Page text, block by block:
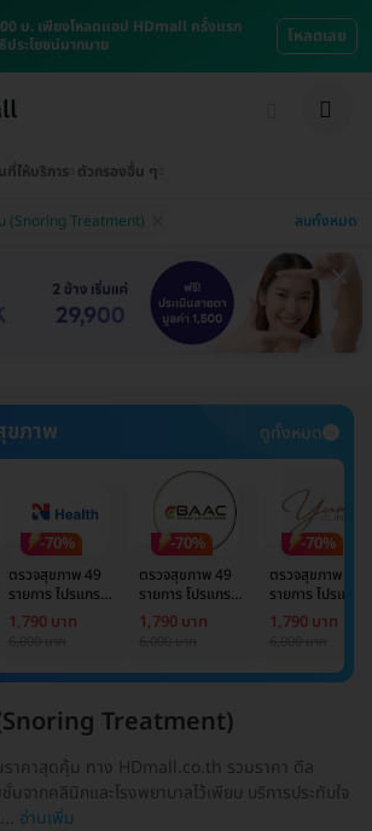
บ. เพียงโหลดแอป HDmall ครั้งแรก
ระโยชน์มากมาย
โหลดเลย
ที่ให้บริการ ตัวกรองอื่น ๆ
(Snoring Treatment) ลบทั้งหมด
ขภาพ ดูทั้งหมด
-70%
ตรวจสุขภาพ 49
รายการ โปรแกรม
Basic Lab +
Cancer Marker
1,790 บาท
-70%
ตรวจสุขภาพ 49
รายการ โปรแกรม
Basic Lab +
Cancer Marker
1,790 บาท
-70%
ตรวจสุขภาพ 49
รายการ โปรแกรม
Basic Lab +
Cancer
1,790 บาท
Treatment)
ราคาสุดคุ้ม ทาง HDmall.co.th รวมราคา ดีล
นจากคลินิกและโรงพยาบาลไว้เพียบ บริการประทับใจ
อ่านเพิ่ม